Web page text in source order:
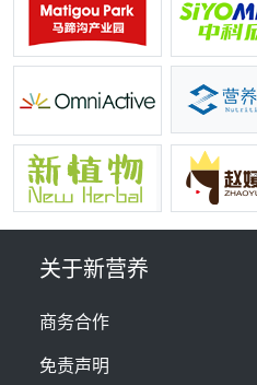
关于新营养
商务合作
免责声明